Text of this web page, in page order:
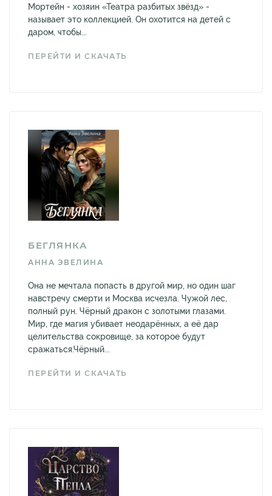
Мортейн - хозяин «Театра разбитых звёзд» -
называет это коллекцией. Он охотится на детей с
даром, чтобы...
ПЕРЕЙТИ И СКАЧАТЬ
БЕГЛЯНКА
АННА ЭВЕЛИНА
Она не мечтала попасть в другой мир, но один шаг
навстречу смерти и Москва исчезла. Чужой лес,
полный рун. Чёрный дракон с золотыми глазами.
Мир, где магия убивает неодарённых, а её дар
целительства сокровище, за которое будут
сражаться.Чёрный...
ПЕРЕЙТИ И СКАЧАТЬ